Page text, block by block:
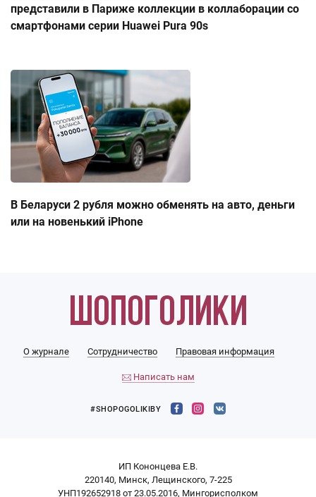
представили в Париже коллекции в коллаборации со
смартфонами серии Huawei Pura 90s
В Беларуси 2 рубля можно обменять на авто, деньги
или на новенький iPhone
О журнале Сотрудничество Правовая информация
Написать нам
#SHOPOGOLIKIBY
ИП Кононцева Е.В.
220140, Минск, Лещинского, 7-225
УНП192652918 от 23.05.2016, Мингорисполком